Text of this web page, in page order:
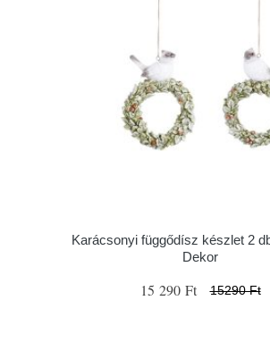
Karácsonyi függődísz készlet 2
Dekor
15 290 Ft 15290 Ft